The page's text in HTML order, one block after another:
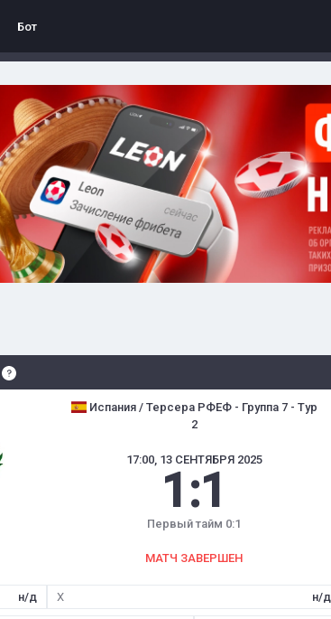
Бот
Испания / Терсера РФЕФ - Группа 7 - Тур
2
17:00, 13 СЕНТЯБРЯ 2025
1:1
Первый тайм 0:1
МАТЧ ЗАВЕРШЕН
н/д X н/д